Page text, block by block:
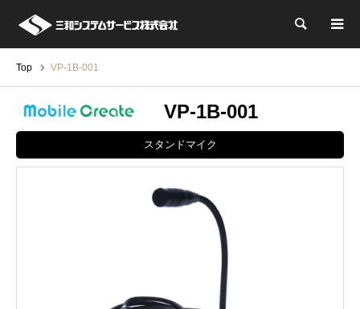
検索
Top VP-1B-001
VP-1B-001
スタンドマイク